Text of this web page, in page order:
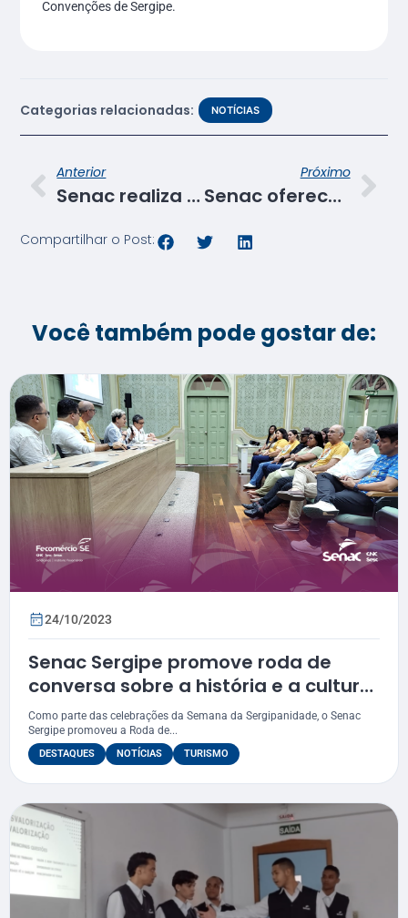
Convenções de Sergipe.
Categorias relacionadas: NOTÍCIAS
Anterior
Senac realiza palestra de humanização para alunos do curso técnico em enfermagem
Próximo
Senac oferece cursos na área de massoterapia
Compartilhar o Post:
Você também pode gostar de:
24/10/2023
Senac Sergipe promove roda de
conversa sobre a história e a cultura
sergipanas
Como parte das celebrações da Semana da Sergipanidade, o Senac
Sergipe promoveu a Roda de...
DESTAQUES NOTÍCIAS TURISMO